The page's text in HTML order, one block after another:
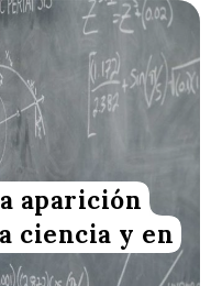
aparición
ciencia y en